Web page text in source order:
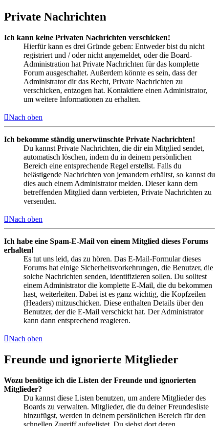
Private Nachrichten
Ich kann keine Privaten Nachrichten verschicken!
Hierfür kann es drei Gründe geben: Entweder bist du nicht
registriert und / oder nicht angemeldet, oder die Board-
Administration hat Private Nachrichten für das komplette
Forum ausgeschaltet. Außerdem könnte es sein, dass der
Administrator dir das Recht, Private Nachrichten zu
verschicken, entzogen hat. Kontaktiere einen Administrator,
um weitere Informationen zu erhalten.
Nach oben
Ich bekomme ständig unerwünschte Private Nachrichten!
Du kannst Private Nachrichten, die dir ein Mitglied sendet,
automatisch löschen, indem du in deinem persönlichen
Bereich eine entsprechende Regel erstellst. Falls du
belästigende Nachrichten von jemandem erhältst, so kannst du
dies auch einem Administrator melden. Dieser kann dem
betreffenden Mitglied dann verbieten, Private Nachrichten zu
versenden.
Nach oben
Ich habe eine Spam-E-Mail von einem Mitglied dieses Forums
erhalten!
Es tut uns leid, das zu hören. Das E-Mail-Formular dieses
Forums hat einige Sicherheitsvorkehrungen, die Benutzer, die
solche Nachrichten senden, identifizieren sollen. Du solltest
einem Administrator die komplette E-Mail, die du bekommen
hast, weiterleiten. Dabei ist es ganz wichtig, die Kopfzeilen
(Headers) mitzuschicken. Diese enthalten Details über den
Benutzer, der die E-Mail verschickt hat. Der Administrator
kann dann entsprechend reagieren.
Nach oben
Freunde und ignorierte Mitglieder
Wozu benötige ich die Listen der Freunde und ignorierten
Mitglieder?
Du kannst diese Listen benutzen, um andere Mitglieder des
Boards zu verwalten. Mitglieder, die du deiner Freundesliste
hinzufügst, werden in deinem persönlichen Bereich für den